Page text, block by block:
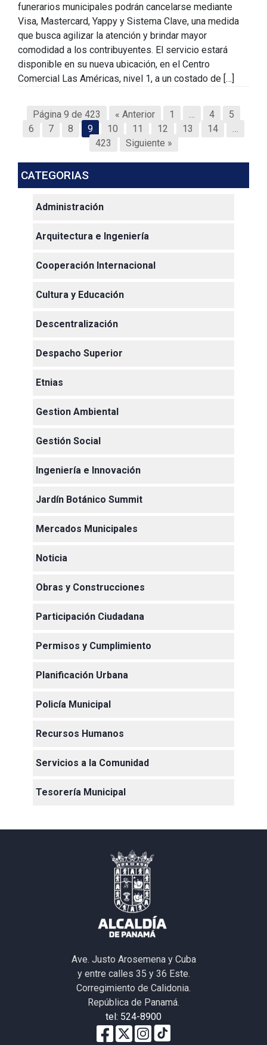
funerarios municipales podrán cancelarse mediante
Visa, Mastercard, Yappy y Sistema Clave, una medida
que busca agilizar la atención y brindar mayor
comodidad a los contribuyentes. El servicio estará
disponible en su nueva ubicación, en el Centro
Comercial Las Américas, nivel 1, a un costado de […]
Página 9 de 423 « Anterior 1 … 4
5
6
7 8 9 10 11 12 13 14
…
423
Siguiente »
CATEGORIAS
Administración
Arquitectura e Ingeniería
Cooperación Internacional
Cultura y Educación
Descentralización
Despacho Superior
Etnias
Gestion Ambiental
Gestión Social
Ingeniería e Innovación
Jardín Botánico Summit
Mercados Municipales
Noticia
Obras y Construcciones
Participación Ciudadana
Permisos y Cumplimiento
Planificación Urbana
Policía Municipal
Recursos Humanos
Servicios a la Comunidad
Tesorería Municipal
Ave. Justo Arosemena y Cuba
y entre calles 35 y 36 Este.
Corregimiento de Calidonia.
República de Panamá.
tel: 524-8900